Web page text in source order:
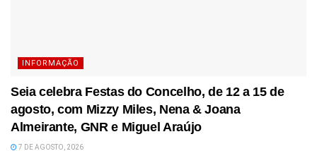
INFORMAÇÃO
Seia celebra Festas do Concelho, de 12 a 15 de
agosto, com Mizzy Miles, Nena & Joana
Almeirante, GNR e Miguel Araújo
7 DE AGOSTO, 2026